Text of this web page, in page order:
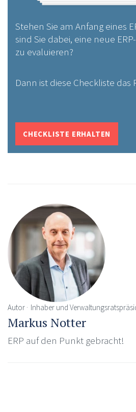
Stehen Sie am Anfang eines
sind Sie dabei, eine neue
zu evaluieren?
Dann ist diese Checkliste das
CHECKLISTE ERHALTEN
Autor Inhaber und
Markus Notter
ERP auf den Punkt gebracht!